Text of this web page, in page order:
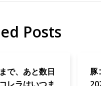
Posts
で、あと数日
豚